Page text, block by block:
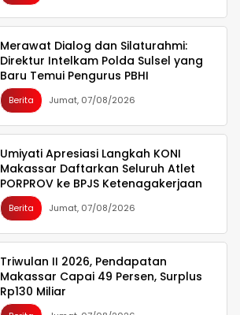
Merawat Dialog dan Silaturahmi:
Direktur Intelkam Polda Sulsel yang
Baru Temui Pengurus PBHI
Berita Jumat, 07/08/2026
Umiyati Apresiasi Langkah KONI
Makassar Daftarkan Seluruh Atlet
PORPROV ke BPJS Ketenagakerjaan
Berita Jumat, 07/08/2026
Triwulan II 2026, Pendapatan
Makassar Capai 49 Persen, Surplus
Rp130 Miliar